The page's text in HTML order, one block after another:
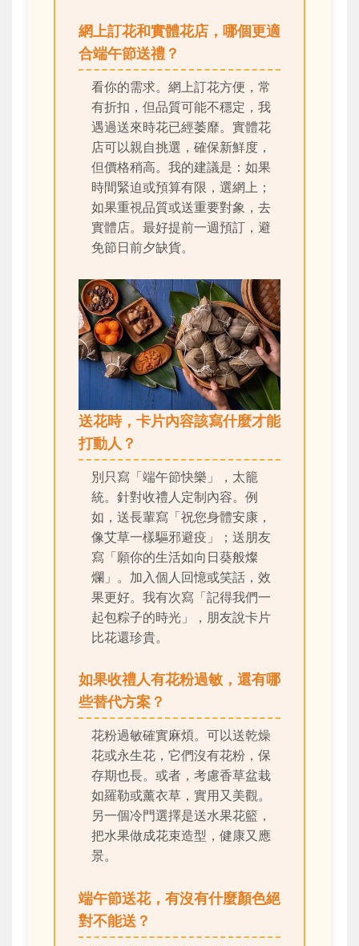
網上訂花和實體花店，哪個更適
合端午節送禮？
看你的需求。網上訂花方便，常
有折扣，但品質可能不穩定，我
遇過送來時花已經萎靡。實體花
店可以親自挑選，確保新鮮度，
但價格稍高。我的建議是：如果
時間緊迫或預算有限，選網上；
如果重視品質或送重要對象，去
實體店。最好提前一週預訂，避
免節日前夕缺貨。
送花時，卡片內容該寫什麼才能
打動人？
別只寫「端午節快樂」，太籠
統。針對收禮人定制內容。例
如，送長輩寫「祝您身體安康，
像艾草一樣驅邪避疫」；送朋友
寫「願你的生活如向日葵般燦
爛」。加入個人回憶或笑話，效
果更好。我有次寫「記得我們一
起包粽子的時光」，朋友說卡片
比花還珍貴。
如果收禮人有花粉過敏，還有哪
些替代方案？
花粉過敏確實麻煩。可以送乾燥
花或永生花，它們沒有花粉，保
存期也長。或者，考慮香草盆栽
如羅勒或薰衣草，實用又美觀。
另一個冷門選擇是送水果花籃，
把水果做成花束造型，健康又應
景。
端午節送花，有沒有什麼顏色絕
對不能送？